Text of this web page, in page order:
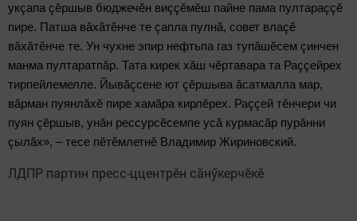
укçапа çӗршыв бюджечӗн виççӗмӗш пайне пама пултараççӗ
пире. Патша вăхăтӗнче те çапла пулнă, совет влаçӗ
вăхăтӗнче те. Ун чухне эпир нефтьпа газ тупăшӗсем çинчен
манма пултаратпăр. Тата кирек хăш чӗртавара та Раççейрех
тирпейлемелле. Йывăçсене ют çӗршыва ăсатмалла мар,
вăрман пуянлăхӗ пире хамăра кирлӗрех. Раççей тӗнчери чи
пуян çӗршыв, унăн рессурсӗсемпе усă курмасăр пурăнни
çылăх», – тесе пӗтӗмлетнӗ Владимир Жириновский.
ЛДПР партин пресс-ццентрӗн сăнӳкерчӗкӗ